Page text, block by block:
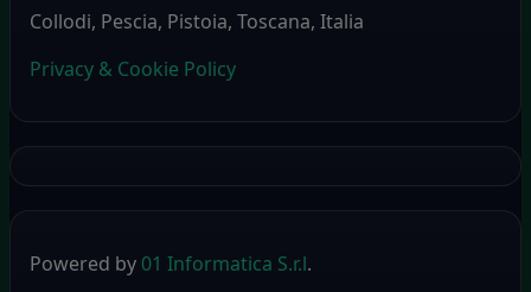
Collodi, Pescia, Pistoia, Toscana, Italia
Privacy & Cookie Policy
Powered by 01 Informatica S.r.l.